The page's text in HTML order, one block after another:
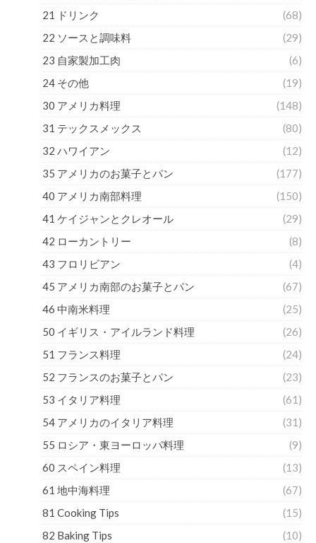
21 ドリンク
(68)
22 ソースと調味料
(29)
23 自家製加工肉
(6)
24 その他
(19)
30 アメリカ料理
(148)
31 テックスメックス
(80)
32 ハワイアン
(12)
35 アメリカのお菓子とパン
(177)
40 アメリカ南部料理
(150)
41 ケイジャンとクレオール
(29)
42 ローカントリー
(8)
43 フロリビアン
(4)
45 アメリカ南部のお菓子とパン
(67)
46 中南米料理
(25)
50 イギリス・アイルランド料理
(26)
51 フランス料理
(24)
52 フランスのお菓子とパン
(23)
53 イタリア料理
(61)
54 アメリカのイタリア料理
(31)
55 ロシア・東ヨーロッパ料理
(9)
60 スペイン料理
(13)
61 地中海料理
(67)
81 Cooking Tips
(15)
82 Baking Tips
(10)